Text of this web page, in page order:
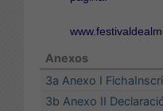
Anexos
3a Anexo I
3b Anexo II